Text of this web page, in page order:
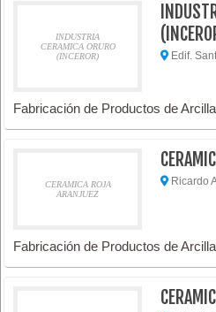
INDUSTRIA
CERAMICA ORURO
(INCEROR)
Edif.
Fabricación de Productos de
CERAMICA ROJA
ARANJUEZ
Ricardo
Fabricación de Productos de